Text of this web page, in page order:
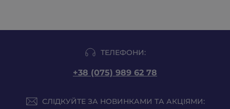
ТЕЛЕФОНИ:
+38 (075) 989 62 78
СЛІДКУЙТЕ ЗА НОВИНКАМИ ТА АКЦІЯМИ: